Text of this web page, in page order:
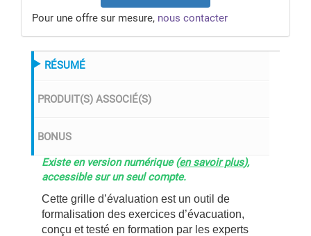
Pour une offre sur mesure, nous contacter
RÉSUMÉ
PRODUIT(S) ASSOCIÉ(S)
BONUS
Existe en version numérique (en savoir plus),
accessible sur un seul compte.
Cette grille d’évaluation est un outil de
formalisation des exercices d’évacuation,
conçu et testé en formation par les experts